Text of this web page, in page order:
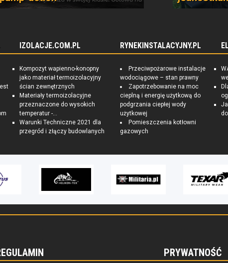
IZOLACJE.COM.PL
Kompozyt wapienno-konopny
jako materiał termoizolacyjny
ścian zewnętrznych
Materiały termoizolacyjne
przeznaczone do wysokich
temperatur -...
Warunki Techniczne 2021 dla
przegród i złączy budowlanych
RYNEKINSTALACYJNY.PL
Przeciwpożarowe instalacje
wodociągowe – stan prawny
Zapotrzebowanie na moc
cieplną i energię użytkową do
podgrzania ciepłej wody
użytkowej
Pomieszczenia kotłowni
gazowych
PRYWATNOŚĆ